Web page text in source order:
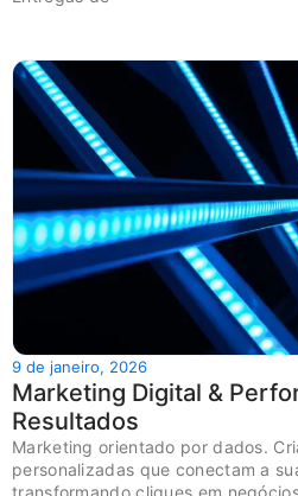
9 de janeiro, 2026
Marketing Digital &
Resultados
Marketing orientado por dados.
personalizadas que conectam a
transformando cliques em